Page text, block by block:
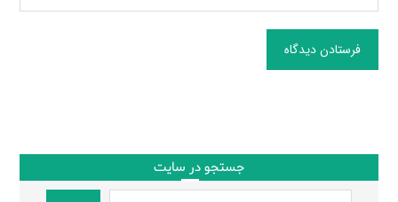
فرستادن دیدگاه
جستجو در سایت